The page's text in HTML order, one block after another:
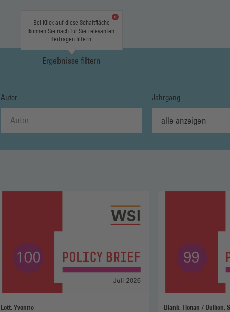
Ergebnisse filtern
Bei Klick auf diese Schaltfläche
können Sie nach für Sie relevanten
Beiträgen filtern.
Autor Jahrgang
alle anzeigen
Lott, Yvonne